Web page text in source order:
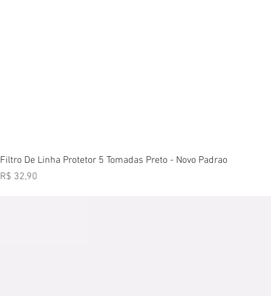
Filtro De Linha Protetor 5 Tomadas Preto - Novo Padrao
Preço
R$ 32,90